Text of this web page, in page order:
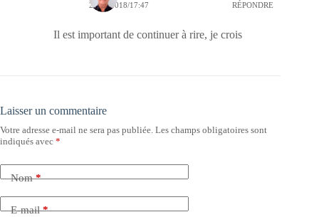
29/03/2018/17:47 RÉPONDRE
Il est important de continuer à rire, je crois
Laisser un commentaire
Votre adresse e-mail ne sera pas publiée. Les champs obligatoires sont
indiqués avec *
Nom*
E-mail*